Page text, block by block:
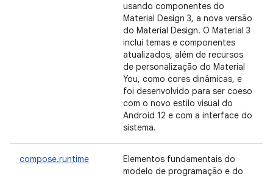
usando componentes do
Material Design 3, a nova versão
do Material Design. O Material 3
inclui temas e componentes
atualizados, além de recursos
de personalização do Material
You, como cores dinâmicas, e
foi desenvolvido para ser coeso
com o novo estilo visual do
Android 12 e com a interface do
sistema.
compose.runtime
Elementos fundamentais do
modelo de programação e do